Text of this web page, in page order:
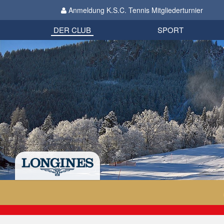
Anmeldung K.S.C. Tennis Mitgliederturnier
DER CLUB
Organisation
SPORT
Biathlon
Datenschutzverordnung 2018
Impressum